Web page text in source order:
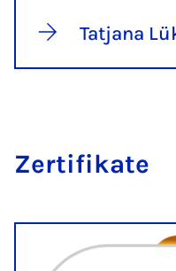
Tatjana
Zer­ti­fi­ka­te